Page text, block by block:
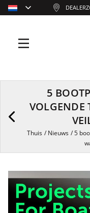
5
VOLGENDE
Thuis /Nieuws /5